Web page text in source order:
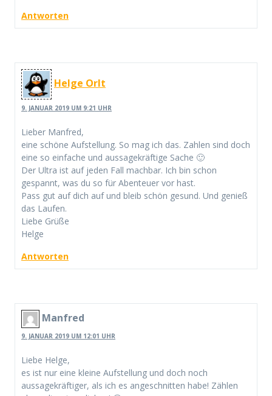
Antworten
Helge Orlt
9. JANUAR 2019 UM 9:21 UHR
Lieber Manfred,
eine schöne Aufstellung. So mag ich das. Zahlen sind doch
eine so einfache und aussagekräftige Sache 🙂
Der Ultra ist auf jeden Fall machbar. Ich bin schon
gespannt, was du so für Abenteuer vor hast.
Pass gut auf dich auf und bleib schön gesund. Und genieß
das Laufen.
Liebe Grüße
Helge
Antworten
Manfred
9. JANUAR 2019 UM 12:01 UHR
Liebe Helge,
es ist nur eine kleine Aufstellung und doch noch
aussagekräftiger, als ich es angeschnitten habe! Zählen